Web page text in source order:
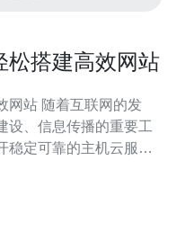
松搭建高效网站
网的发
设、信息传播的重要工
稳定可靠的主机云服务
。 香港地理位